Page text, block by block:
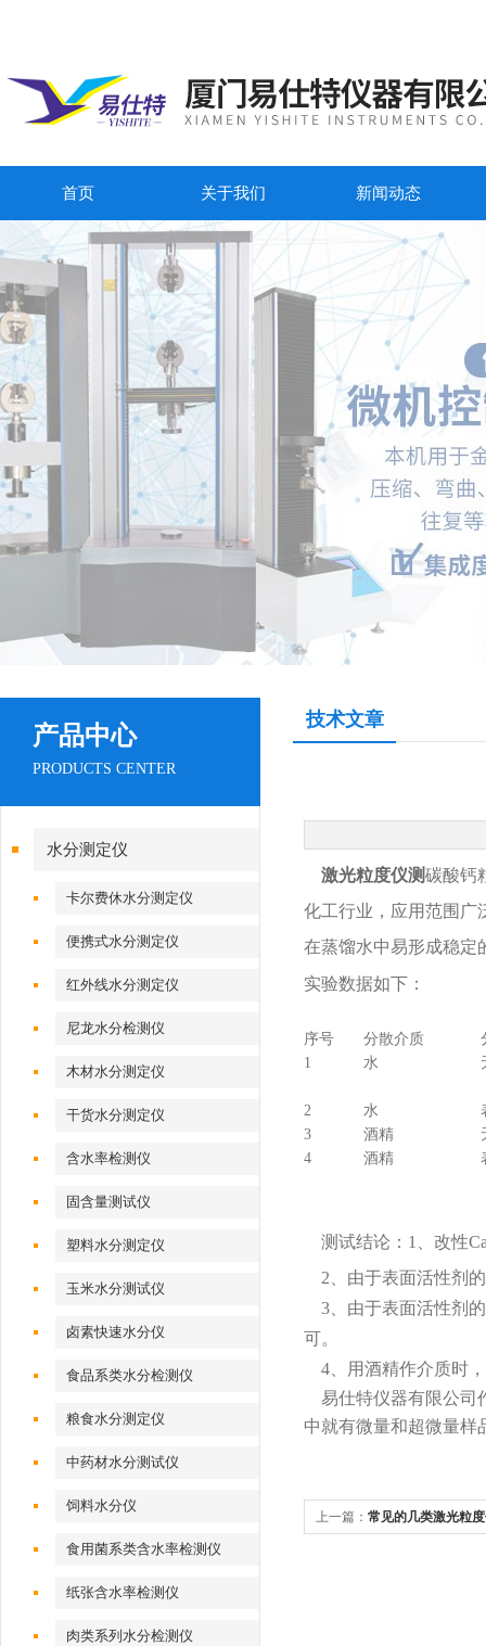
首页 关于我们 新闻动态
产品中心
PRODUCTS CENTER
水分测定仪
卡尔费休水分测定仪
便携式水分测定仪
红外线水分测定仪
尼龙水分检测仪
木材水分测定仪
干货水分测定仪
含水率检测仪
固含量测试仪
塑料水分测定仪
玉米水分测试仪
卤素快速水分仪
食品系类水分检测仪
粮食水分测定仪
中药材水分测试仪
饲料水分仪
食用菌系类含水率检测仪
纸张含水率检测仪
肉类系列水分检测仪
技术文章
激光粒度仪测碳酸钙
化工行业，应用范围广
在蒸馏水中易形成稳定
实验数据如下：
序号 分散介质
1
水
2 水
3
酒精
4
酒精
测试结论：1、改性
2、由于表面活性剂
3、由于表面活性剂
可。
4、用酒精作介质时
易仕特仪器有限公司
中就有微量和超微量样
上一篇： 常见的几类激光粒